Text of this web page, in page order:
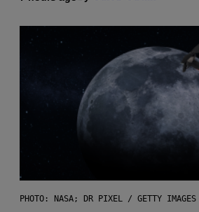
PHOTO: NASA; DR PIXEL / GETTY IMAGES